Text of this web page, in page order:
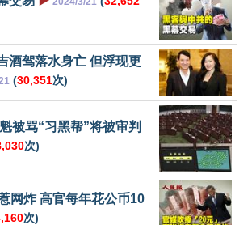
酒驾落水身亡 但浮现更
(30,351次)
被骂“习黑帮”将被审判
次)
网炸 高官每年花公币10
次)